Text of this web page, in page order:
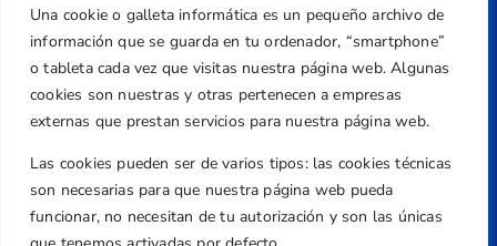
Una cookie o galleta informática es un pequeño archivo de
información que se guarda en tu ordenador, “smartphone”
o tableta cada vez que visitas nuestra página web. Algunas
cookies son nuestras y otras pertenecen a empresas
externas que prestan servicios para nuestra página web.
Las cookies pueden ser de varios tipos: las cookies técnicas
son necesarias para que nuestra página web pueda
funcionar, no necesitan de tu autorización y son las únicas
Email
federacion@golfcv.com
Aviso Legal
Transparencia
Normativa